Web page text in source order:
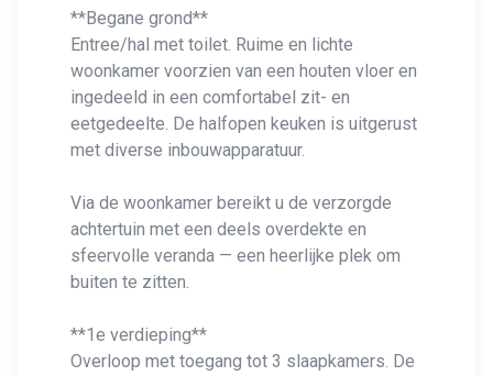
**Begane grond**
Entree/hal met toilet. Ruime en lichte
woonkamer voorzien van een houten vloer en
ingedeeld in een comfortabel zit- en
eetgedeelte. De halfopen keuken is uitgerust
met diverse inbouwapparatuur.
Via de woonkamer bereikt u de verzorgde
achtertuin met een deels overdekte en
sfeervolle veranda — een heerlijke plek om
buiten te zitten.
**1e verdieping**
Overloop met toegang tot 3 slaapkamers. De